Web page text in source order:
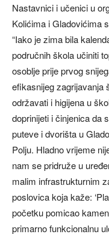
Nastavnici i učenici u
Kolićima i Gladovićima
“Iako je zima bila
područnih škola učiniti
osoblje prije prvog
efikasnijeg zagrijavanja
održavati i higijena u
doprinijeti i činjenica da
puteve i dvorišta u
Polju. Hladno vrijeme
nam se pridruže u
malim infrastrukturnim
poslovica koja kaže:
početku pomicao
primarno funkcionalnu